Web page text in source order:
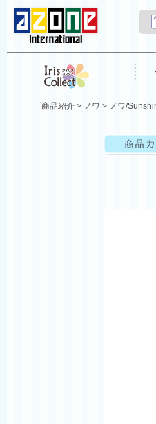
商品紹介 > ノワ > ノワ/